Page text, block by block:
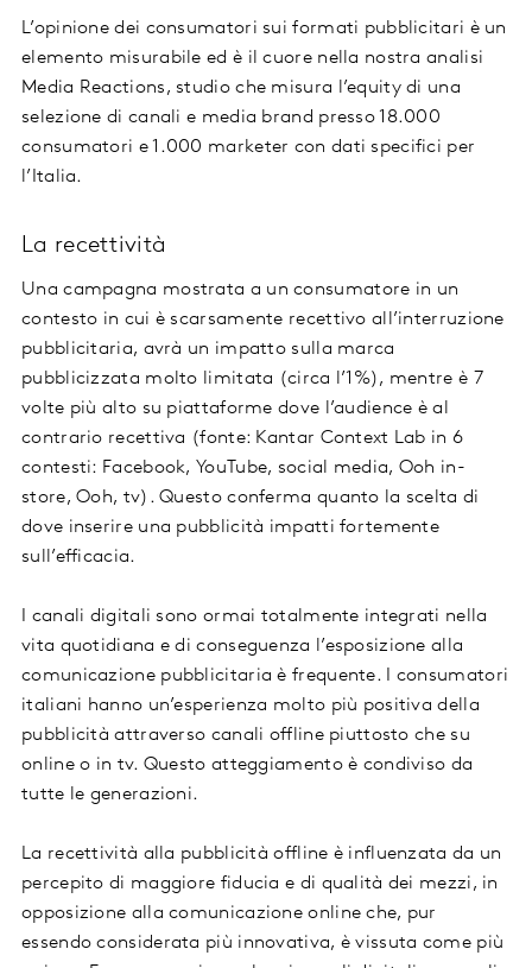
L’opinione dei consumatori sui formati pubblicitari è un
elemento misurabile ed è il cuore nella nostra analisi
Media Reactions, studio che misura l’equity di una
selezione di canali e media brand presso 18.000
consumatori e 1.000 marketer con dati specifici per
l’Italia.
La recettività
Una campagna mostrata a un consumatore in un
contesto in cui è scarsamente recettivo all’interruzione
pubblicitaria, avrà un impatto sulla marca
pubblicizzata molto limitata (circa l’1%), mentre è 7
volte più alto su piattaforme dove l’audience è al
contrario recettiva (fonte: Kantar Context Lab in 6
contesti: Facebook, YouTube, social media, Ooh in-
store, Ooh, tv). Questo conferma quanto la scelta di
dove inserire una pubblicità impatti fortemente
sull’efficacia.
I canali digitali sono ormai totalmente integrati nella
vita quotidiana e di conseguenza l’esposizione alla
comunicazione pubblicitaria è frequente. I consumatori
italiani hanno un’esperienza molto più positiva della
pubblicità attraverso canali offline piuttosto che su
online o in tv. Questo atteggiamento è condiviso da
tutte le generazioni.
La recettività alla pubblicità offline è influenzata da un
percepito di maggiore fiducia e di qualità dei mezzi, in
opposizione alla comunicazione online che, pur
essendo considerata più innovativa, è vissuta come più